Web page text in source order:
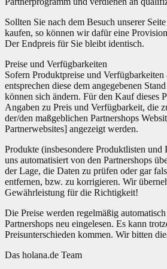
Sollten Sie nach dem Besuch unserer
kaufen, so können wir dafür eine
Der Endpreis für Sie bleibt identisch.
Preise und Verfügbarkeiten
Sofern Produktpreise und Verfügbarkeiten
entsprechen diese dem angegebenen
können sich ändern. Für den Kauf dieses
Angaben zu Preis und Verfügbarkeit, die
der/den maßgeblichen Partnershops
Partnerwebsites] angezeigt werden.
Produkte (insbesondere Produktlisten und
uns automatisiert von den Partnershops
der Lage, die Daten zu prüfen oder gar
entfernen, bzw. zu korrigieren. Wir
Gewährleistung für die Richtigkeit!
Die Preise werden regelmäßig
Partnershops neu eingelesen. Es kann
Preisunterschieden kommen. Wir bitten
Das holana.de Team